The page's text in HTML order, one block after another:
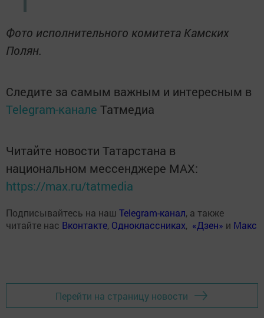
Фото исполнительного комитета Камских
Полян.
Следите за самым важным и интересным в
Telegram-канале Татмедиа
Читайте новости Татарстана в
национальном мессенджере MАХ:
https://max.ru/tatmedia
Подписывайтесь на наш Telegram-канал, а также
читайте нас Вконтакте, Одноклассниках, «Дзен» и Макс
Перейти на страницу новости